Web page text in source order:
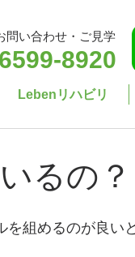
問い合わせ・ご見学
8920
Lebenリハビリ
るの？
を組めるのが良い